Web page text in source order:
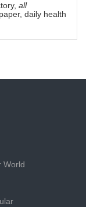
all
daily health
World